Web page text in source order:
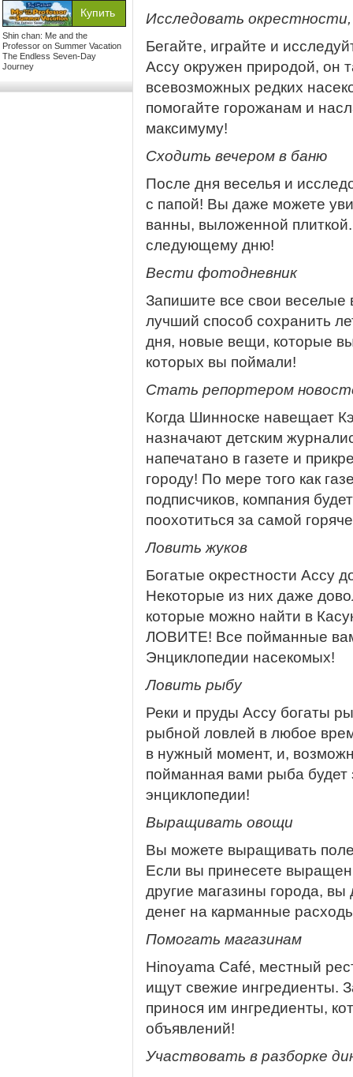
Shin chan: Me and the
Professor on Summer Vacation
The Endless Seven-Day
Journey
Исследовать
Бегайте, играйте и
Ассу окружен природой, он
всевозможных редких
помогайте горожанам и
максимуму!
Сходить вечером в баню
После дня веселья и
с папой! Вы даже можете
ванны, выложенной плиткой.
следующему дню!
Вести фотодневник
Запишите все свои веселые
лучший способ сохранить
дня, новые вещи, которые
которых вы поймали!
Стать репортером
Когда Шинноске навещает
назначают детским
напечатано в газете и
городу! По мере того как
подписчиков, компания
поохотиться за самой
Ловить жуков
Богатые окрестности Ассу
Некоторые из них даже
которые можно найти в
ЛОВИТЕ! Все пойманные
Энциклопедии насекомых!
Ловить рыбу
Реки и пруды Ассу богаты
рыбной ловлей в любое
в нужный момент, и,
пойманная вами рыба
энциклопедии!
Выращивать овощи
Вы можете выращивать
Если вы принесете
другие магазины города,
денег на карманные
Помогать магазинам
Hinoyama Café, местный
ищут свежие ингредиенты.
принося им ингредиенты,
объявлений!
Участвовать в разборке